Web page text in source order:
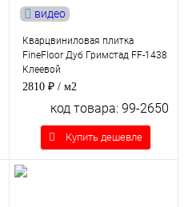
видео
Кварцвиниловая плитка
FineFloor Дуб Гримстад FF-1438
Клеевой
2810 ₽ / м2
код товара: 99-2650
Купить дешевле